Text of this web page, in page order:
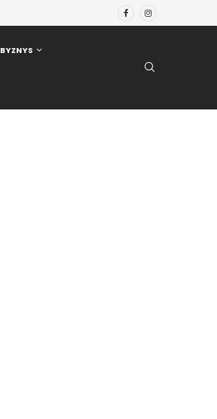
BYZNYS